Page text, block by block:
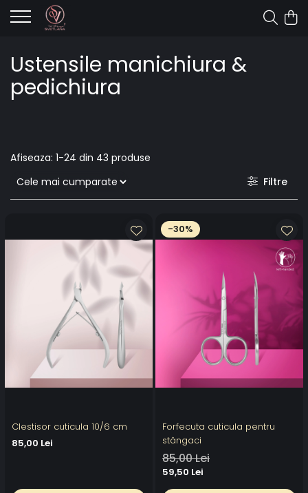
Ustensile manichiura &
pedichiura
Afiseaza: 1-24 din 43 produse
Filtre
Clestisor cuticula 10/6 cm
85,00 Lei
-30%
Forfecuta cuticula pentru
stângaci
85,00 Lei
59,50 Lei